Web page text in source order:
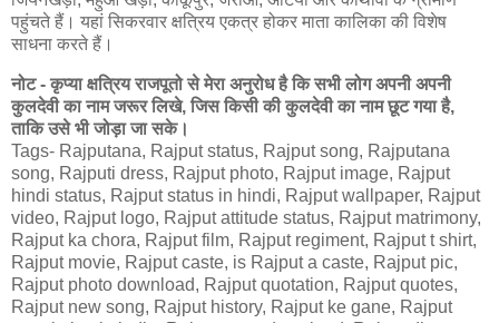
पहुंचते हैं। यहां सिकरवार क्षत्रिय एकत्र होकर माता कालिका की विशेष
साधना करते हैं।
नोट - कृप्या क्षत्रिय राजपूतो से मेरा अनुरोध है कि सभी लोग अपनी अपनी
कुलदेवी का नाम जरूर लिखे, जिस किसी की कुलदेवी का नाम छूट गया है,
ताकि उसे भी जोड़ा जा सके।
Tags- Rajputana, Rajput status, Rajput song, Rajputana
song, Rajputi dress, Rajput photo, Rajput image, Rajput
hindi status, Rajput status in hindi, Rajput wallpaper, Rajput
video, Rajput logo, Rajput attitude status, Rajput matrimony,
Rajput ka chora, Rajput film, Rajput regiment, Rajput t shirt,
Rajput movie, Rajput caste, is Rajput a caste, Rajput pic,
Rajput photo download, Rajput quotation, Rajput quotes,
Rajput new song, Rajput history, Rajput ke gane, Rajput